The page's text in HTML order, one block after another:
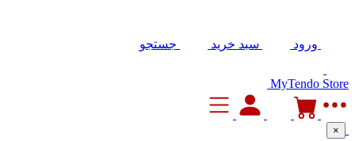
ورود سبد خرید جستجو
MyTendo Store
×